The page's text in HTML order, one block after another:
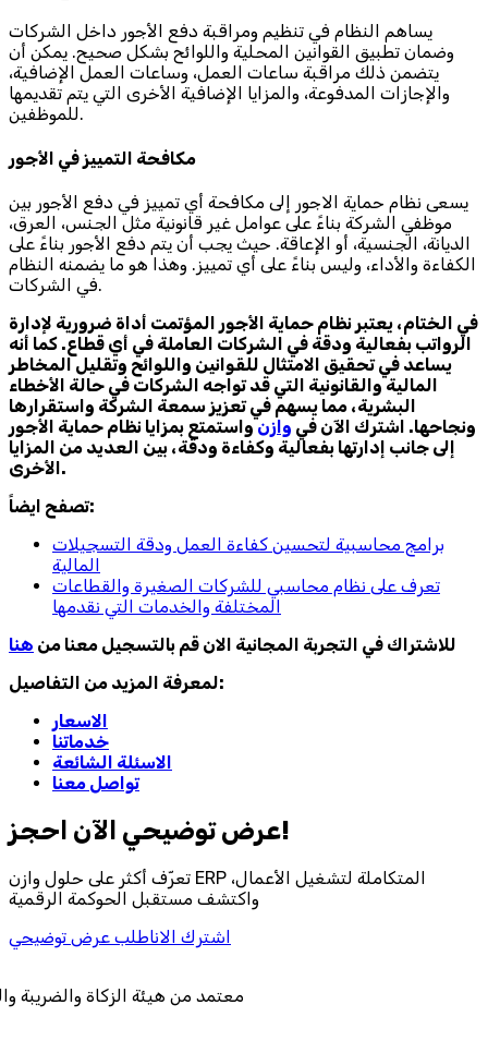
يساهم النظام في تنظيم ومراقبة دفع الأجور داخل الشركات
وضمان تطبيق القوانين المحلية واللوائح بشكل صحيح. يمكن أن
يتضمن ذلك مراقبة ساعات العمل، وساعات العمل الإضافية،
والإجازات المدفوعة، والمزايا الإضافية الأخرى التي يتم تقديمها
للموظفين.
مكافحة التمييز في الأجور
يسعى نظام حماية الاجور إلى مكافحة أي تمييز في دفع الأجور بين
موظفي الشركة بناءً على عوامل غير قانونية مثل الجنس، العرق،
الديانة، الجنسية، أو الإعاقة. حيث يجب أن يتم دفع الأجور بناءً على
الكفاءة والأداء، وليس بناءً على أي تمييز. وهذا هو ما يضمنه النظام
في الشركات.
في الختام، يعتبر نظام حماية الأجور المؤتمت أداة ضرورية لإدارة
الرواتب بفعالية ودقة في الشركات العاملة في أي قطاع. كما أنه
يساعد في تحقيق الامتثال للقوانين واللوائح وتقليل المخاطر
المالية والقانونية التي قد تواجه الشركات في حالة الأخطاء
البشرية، مما يسهم في تعزيز سمعة الشركة واستقرارها
ونجاحها. اشترك الآن في وازنواستمتع بمزايا نظام حماية الأجور
إلى جانب إدارتها بفعالية وكفاءة ودقة، بين العديد من المزايا
الأخرى.
تصفح ايضاً:
برامج محاسبية لتحسين كفاءة العمل ودقة التسجيلات
المالية
تعرف على نظام محاسبي للشركات الصغيرة والقطاعات
المختلفة والخدمات التي نقدمها
للاشتراك في التجربة المجانية الان قم بالتسجيل معنا من هنا
لمعرفة المزيد من التفاصيل:
الاسعار
خدماتنا
الاسئلة الشائعة
تواصل معنا
احجز‎ عرض توضيحي الآن!
تعرّف أكثر على حلول وازن ERP المتكاملة لتشغيل الأعمال،
واكتشف مستقبل الحوكمة الرقمية
اشترك الاناطلب عرض توضيحي
معتمد من هيئة